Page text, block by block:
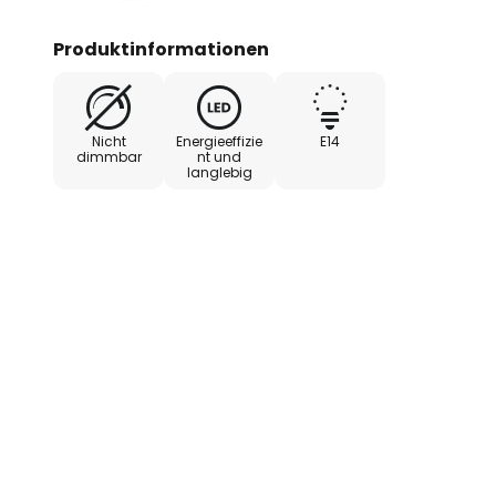
Produktinformationen
Nicht
dimmbar
Energieeffizie
nt und
langlebig
E14